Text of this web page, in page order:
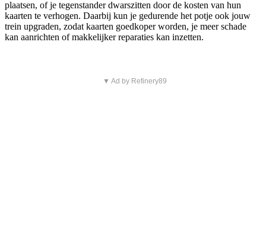
plaatsen, of je tegenstander dwarszitten door de kosten van hun
kaarten te verhogen. Daarbij kun je gedurende het potje ook jouw
trein upgraden, zodat kaarten goedkoper worden, je meer schade
kan aanrichten of makkelijker reparaties kan inzetten.
▼ Ad by Refinery89